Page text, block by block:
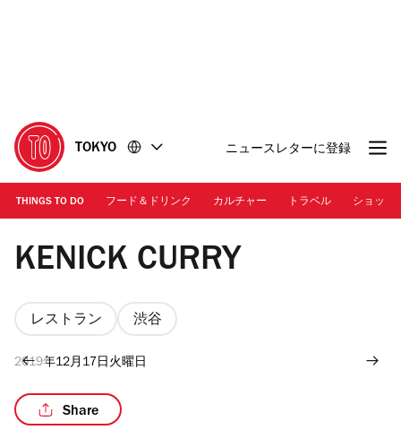
に
移
動
移
動
TOKYO ニュースレターに登録
THINGS TO DO フード＆ドリンク カルチャー トラベル ショッピ
Kenick Curry
KENICK CURRY
レストラン 渋谷
2019年12月17日火曜日
Share